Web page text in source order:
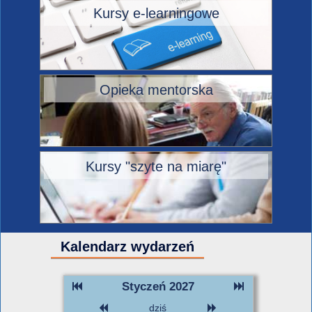
Kursy e-learningowe
Opieka mentorska
Kursy "szyte na miarę"
Kalendarz wydarzeń
Styczeń 2027
dziś